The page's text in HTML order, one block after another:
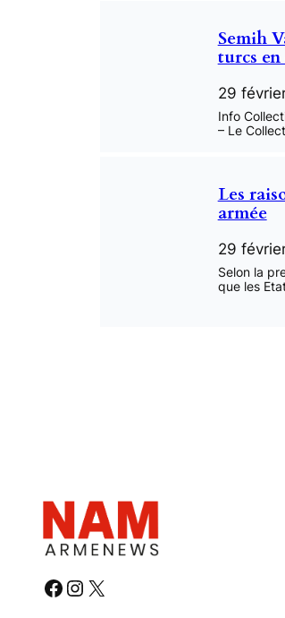
Semih
turcs
29
Info
– Le
Les
armée
29
Selon la
que les
# # #